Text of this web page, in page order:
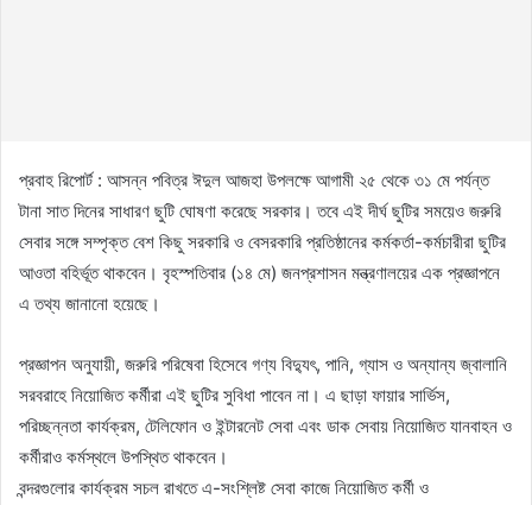
প্রবাহ রিপোর্ট : আসন্ন পবিত্র ঈদুল আজহা উপলক্ষে আগামী ২৫ থেকে ৩১ মে পর্যন্ত
টানা সাত দিনের সাধারণ ছুটি ঘোষণা করেছে সরকার। তবে এই দীর্ঘ ছুটির সময়েও জরুরি
সেবার সঙ্গে সম্পৃক্ত বেশ কিছু সরকারি ও বেসরকারি প্রতিষ্ঠানের কর্মকর্তা-কর্মচারীরা ছুটির
আওতা বহির্ভূত থাকবেন। বৃহস্পতিবার (১৪ মে) জনপ্রশাসন মন্ত্রণালয়ের এক প্রজ্ঞাপনে
এ তথ্য জানানো হয়েছে।
প্রজ্ঞাপন অনুযায়ী, জরুরি পরিষেবা হিসেবে গণ্য বিদ্যুৎ, পানি, গ্যাস ও অন্যান্য জ্বালানি
সরবরাহে নিয়োজিত কর্মীরা এই ছুটির সুবিধা পাবেন না। এ ছাড়া ফায়ার সার্ভিস,
পরিচ্ছন্নতা কার্যক্রম, টেলিফোন ও ইন্টারনেট সেবা এবং ডাক সেবায় নিয়োজিত যানবাহন ও
কর্মীরাও কর্মস্থলে উপস্থিত থাকবেন।
বন্দরগুলোর কার্যক্রম সচল রাখতে এ-সংশ্লিষ্ট সেবা কাজে নিয়োজিত কর্মী ও